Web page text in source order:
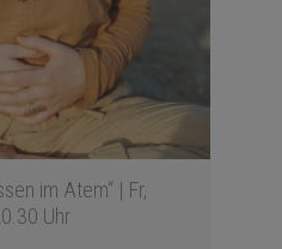
im Atem“ | Fr,
Uhr